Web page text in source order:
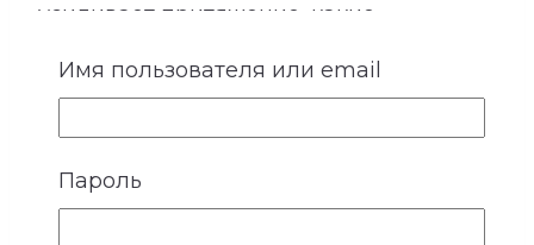
усиливает притяжение, какие
и где важно особенно бережно
Имя пользователя или email
Пароль